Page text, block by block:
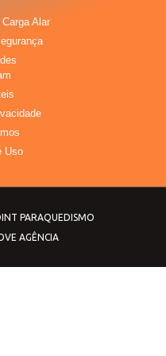
Alar
Uso
PARAQUEDISMO
AGÊNCIA